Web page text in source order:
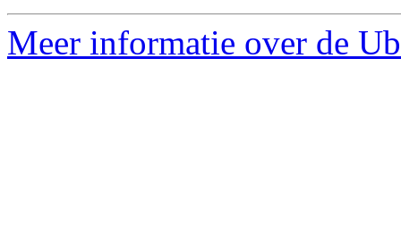
Meer informatie over de